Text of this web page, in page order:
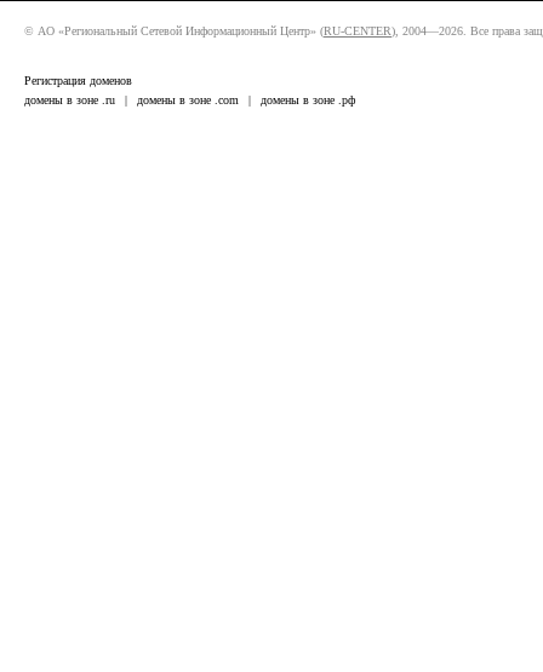
© АО «Региональный Сетевой Информационный Центр» (RU-CENTER), 2004—2026. Все права
Регистрация доменов
домены в зоне .ru
| домены в зоне .com | домены в зоне .рф